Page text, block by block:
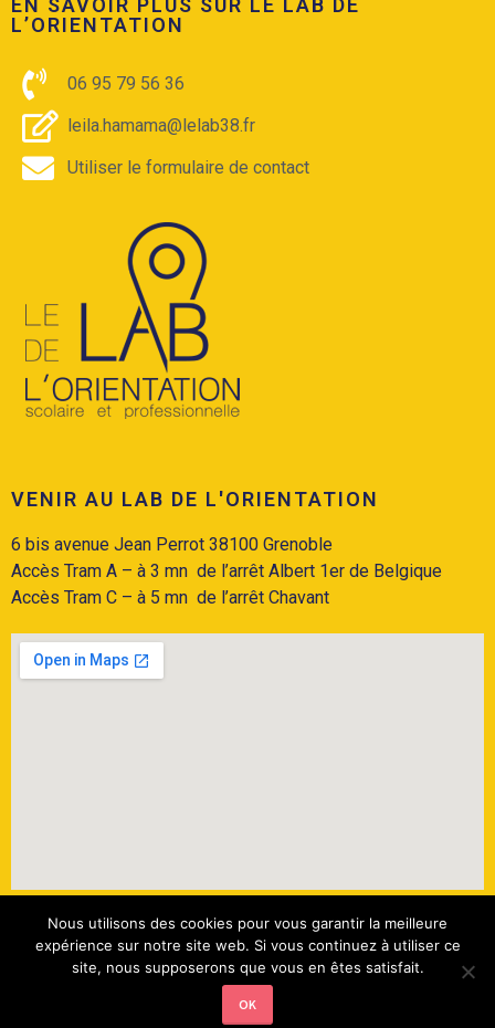
EN SAVOIR PLUS SUR LE LAB DE
L’ORIENTATION​
06 95 79 56 36
leila.hamama@lelab38.fr
Utiliser le formulaire de contact
VENIR AU LAB DE L'ORIENTATION
6 bis avenue Jean Perrot 38100 Grenoble
Accès Tram A – à 3 mn de l’arrêt Albert 1er de Belgique
Accès Tram C – à 5 mn de l’arrêt Chavant
6 bis, avenue Jean Perrot – 38100 Grenoble –
leila.hamama@lelab38.fr – 06 95 79 56 36
Mentions légales
Nous utilisons des cookies pour vous garantir la meilleure
expérience sur notre site web. Si vous continuez à utiliser ce
site, nous supposerons que vous en êtes satisfait.
OK